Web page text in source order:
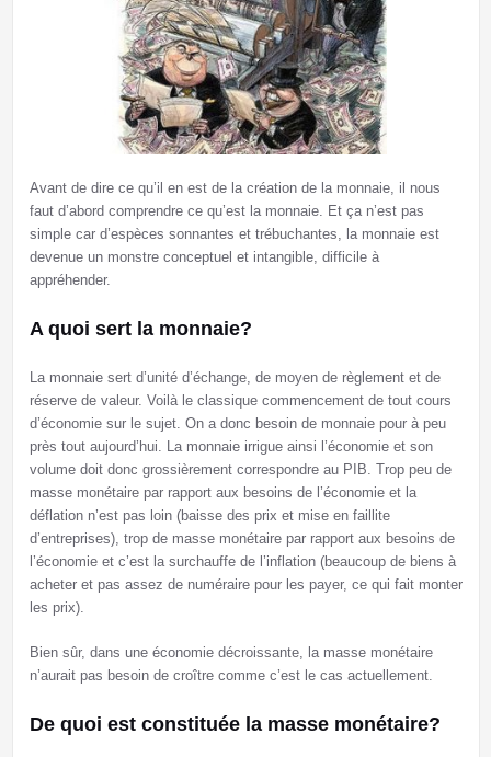
Avant de dire ce qu’il en est de la création de la monnaie, il nous
faut d’abord comprendre ce qu’est la monnaie. Et ça n’est pas
simple car d’espèces sonnantes et trébuchantes, la monnaie est
devenue un monstre conceptuel et intangible, difficile à
appréhender.
A quoi sert la monnaie?
La monnaie sert d’unité d’échange, de moyen de règlement et de
réserve de valeur. Voilà le classique commencement de tout cours
d’économie sur le sujet. On a donc besoin de monnaie pour à peu
près tout aujourd’hui. La monnaie irrigue ainsi l’économie et son
volume doit donc grossièrement correspondre au PIB. Trop peu de
masse monétaire par rapport aux besoins de l’économie et la
déflation n’est pas loin (baisse des prix et mise en faillite
d’entreprises), trop de masse monétaire par rapport aux besoins de
l’économie et c’est la surchauffe de l’inflation (beaucoup de biens à
acheter et pas assez de numéraire pour les payer, ce qui fait monter
les prix).
Bien sûr, dans une économie décroissante, la masse monétaire
n’aurait pas besoin de croître comme c’est le cas actuellement.
De quoi est constituée la masse monétaire?